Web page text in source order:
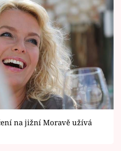
Vary
na jižní Moravě užívá